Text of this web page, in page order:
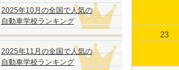
2025年10月の全国で人気の
自動車学校ランキング
2025年11月の全国で人気の
自動車学校ランキング
23